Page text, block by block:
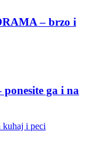
– brzo i
ga i na